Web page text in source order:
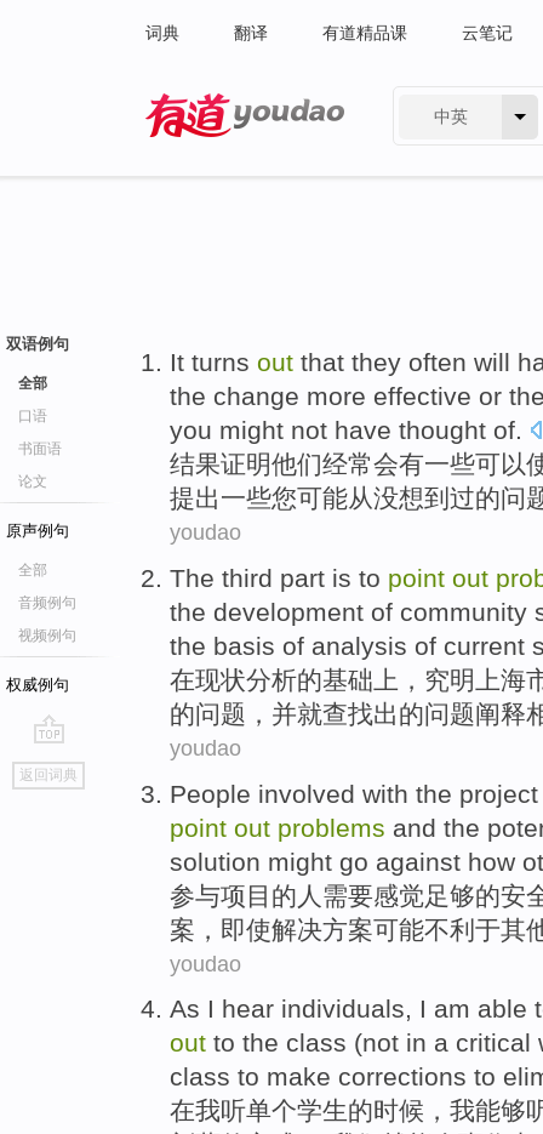
词典 翻译 有道精品课 云笔记
中英
双语例句
全部
口语
书面语
论文
原声例句
全部
音频例句
视频例句
权威例句
go
top
返回词典
It turns out that they often will
the change more effective or
you might not have thought of.
结果证明他们经常会有一些可以
提出一些您可能从没想到过的问
youdao
The third part is to point out
the development of community
the basis of analysis of current
在现状分析的基础 上，究明上海
的问题 ， 并就查找出的问题阐释
youdao
People involved with the project
point out problems and the
solution might go against how
参与项目 的 人 需要感觉足够的安
案， 即使解决方案可能不利于其
youdao
As I hear individuals, I am able
out to the class (not in a critical
class to make corrections to
在我听单个学生的时候，我能够